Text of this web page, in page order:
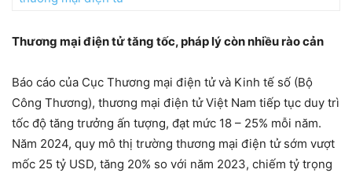
Thương mại điện tử tăng tốc, pháp lý còn nhiều rào cản
Báo cáo của Cục Thương mại điện tử và Kinh tế số (Bộ
Công Thương), thương mại điện tử Việt Nam tiếp tục duy trì
tốc độ tăng trưởng ấn tượng, đạt mức 18 – 25% mỗi năm.
Năm 2024, quy mô thị trường thương mại điện tử sớm vượt
mốc 25 tỷ USD, tăng 20% so với năm 2023, chiếm tỷ trọng